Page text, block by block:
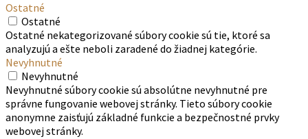
Ostatné
Ostatné
Ostatné nekategorizované súbory cookie sú tie, ktoré sa
analyzujú a ešte neboli zaradené do žiadnej kategórie.
Nevyhnutné
Nevyhnutné
Nevyhnutné súbory cookie sú absolútne nevyhnutné pre
správne fungovanie webovej stránky. Tieto súbory cookie
anonymne zaisťujú základné funkcie a bezpečnostné prvky
webovej stránky.